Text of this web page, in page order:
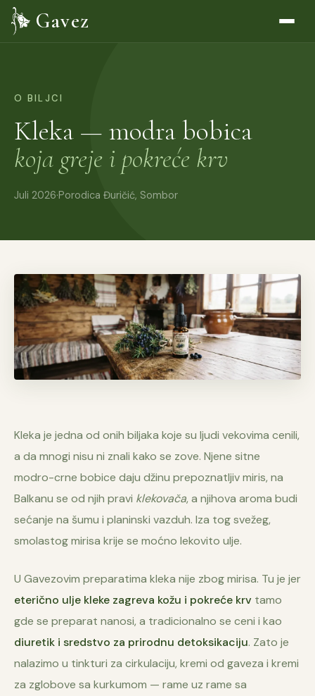
Gavez
O BILJCI
Kleka — modra bobica
koja greje i pokreće krv
Juli 2026·Porodica Đuričić, Sombor
Kleka je jedna od onih biljaka koje su ljudi vekovima cenili,
a da mnogi nisu ni znali kako se zove. Njene sitne
modro-crne bobice daju džinu prepoznatljiv miris, na
Balkanu se od njih pravi klekovača, a njihova aroma budi
sećanje na šumu i planinski vazduh. Iza tog svežeg,
smolastog mirisa krije se moćno lekovito ulje.
U Gavezovim preparatima kleka nije zbog mirisa. Tu je jer
eterično ulje kleke zagreva kožu i pokreće krv tamo
gde se preparat nanosi, a tradicionalno se ceni i kao
diuretik i sredstvo za prirodnu detoksikaciju. Zato je
nalazimo u tinkturi za cirkulaciju, kremi od gaveza i kremi
za zglobove sa kurkumom — rame uz rame sa